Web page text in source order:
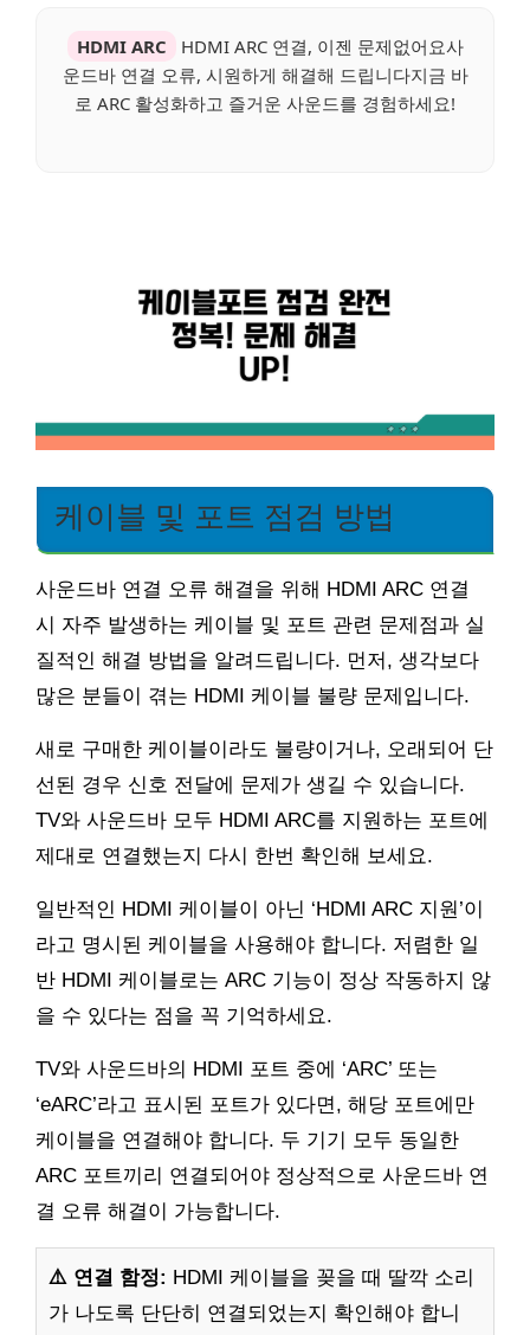
HDMI ARC
HDMI ARC 연결, 이젠 문제없어요사
운드바 연결 오류, 시원하게 해결해 드립니다지금 바
로 ARC 활성화하고 즐거운 사운드를 경험하세요!
케이블 및 포트 점검 방법
사운드바 연결 오류 해결을 위해 HDMI ARC 연결
시 자주 발생하는 케이블 및 포트 관련 문제점과 실
질적인 해결 방법을 알려드립니다. 먼저, 생각보다
많은 분들이 겪는 HDMI 케이블 불량 문제입니다.
새로 구매한 케이블이라도 불량이거나, 오래되어 단
선된 경우 신호 전달에 문제가 생길 수 있습니다.
TV와 사운드바 모두 HDMI ARC를 지원하는 포트에
제대로 연결했는지 다시 한번 확인해 보세요.
일반적인 HDMI 케이블이 아닌 ‘HDMI ARC 지원’이
라고 명시된 케이블을 사용해야 합니다. 저렴한 일
반 HDMI 케이블로는 ARC 기능이 정상 작동하지 않
을 수 있다는 점을 꼭 기억하세요.
TV와 사운드바의 HDMI 포트 중에 ‘ARC’ 또는
‘eARC’라고 표시된 포트가 있다면, 해당 포트에만
케이블을 연결해야 합니다. 두 기기 모두 동일한
ARC 포트끼리 연결되어야 정상적으로 사운드바 연
결 오류 해결이 가능합니다.
⚠️ 연결 함정: HDMI 케이블을 꽂을 때 딸깍 소리
가 나도록 단단히 연결되었는지 확인해야 합니